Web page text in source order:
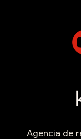
Agencia de